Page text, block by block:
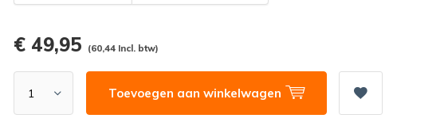
€ 49,95 (60,44 Incl. btw)
Toevoegen aan winkelwagen